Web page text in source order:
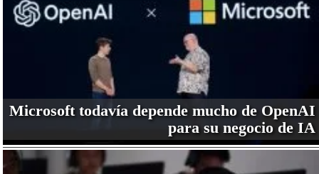
Microsoft todavía depende mucho de OpenAI
para su negocio de IA